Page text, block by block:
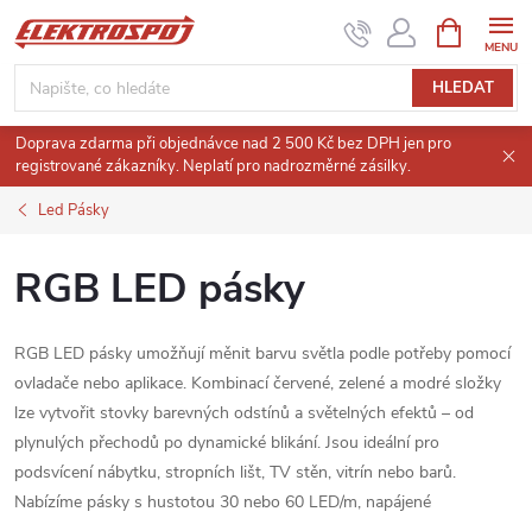
Přejít
na
obsah
HLEDAT
NÁKUPNÍ
KOŠÍK
Doprava zdarma při objednávce nad 2 500 Kč bez DPH jen pro
registrované zákazníky. Neplatí pro nadrozměrné zásilky.
Led Pásky
RGB LED pásky
RGB LED pásky umožňují měnit barvu světla podle potřeby pomocí
ovladače nebo aplikace. Kombinací červené, zelené a modré složky
lze vytvořit stovky barevných odstínů a světelných efektů – od
plynulých přechodů po dynamické blikání. Jsou ideální pro
podsvícení nábytku, stropních lišt, TV stěn, vitrín nebo barů.
Nabízíme pásky s hustotou 30 nebo 60 LED/m, napájené